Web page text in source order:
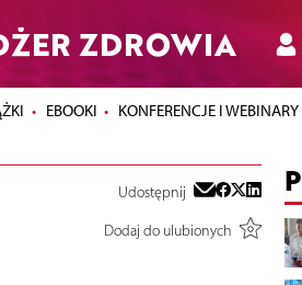
ZDROWIA
EBOOKI KONFERENCJE I WEBINARY
Udostępnij
Dodaj do ulubionych